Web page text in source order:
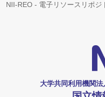
NII-REO - 電子リソースリポジ
大学共同利用機関